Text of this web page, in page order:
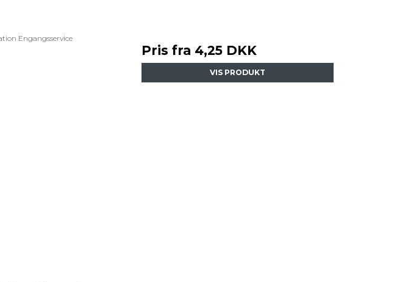
Engangsservice
Pris fra 4,25 DKK
VIS PRODUKT